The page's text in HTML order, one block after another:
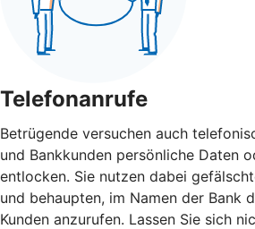
Telefonanrufe
Betrügende versuchen auch
und Bankkunden persönliche Daten
entlocken. Sie nutzen dabei
und behaupten, im Namen der Bank
Kunden anzurufen. Lassen Sie sich